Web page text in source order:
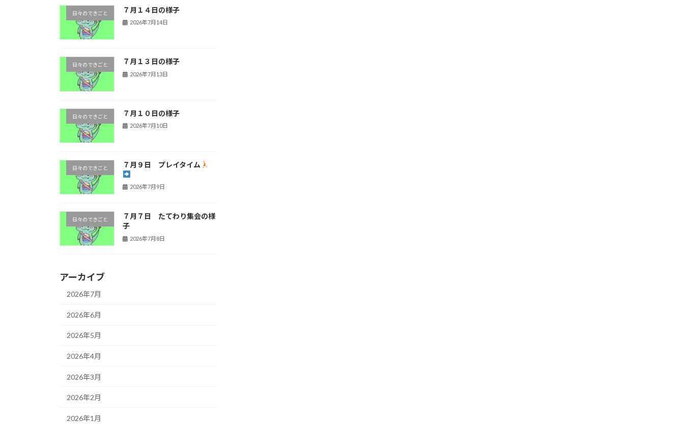
日々のできごと ７月１４日の様子
2026年7月14日
日々のできごと ７月１３日の様子
2026年7月13日
日々のできごと ７月１０日の様子
2026年7月10日
日々のできごと ７月９日 プレイタイム
2026年7月9日
日々のできごと
７月７日 たてわり集会の様
子
2026年7月8日
アーカイブ
2026年7月
2026年6月
2026年5月
2026年4月
2026年3月
2026年2月
2026年1月